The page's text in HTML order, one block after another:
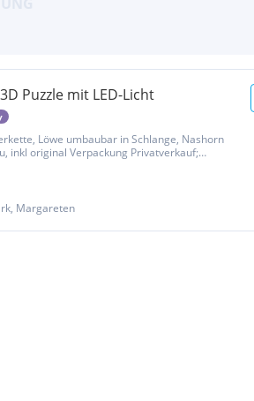
Puzzle mit LED-Licht
Löwe umbaubar in Schlange, Nashorn
inkl original Verpackung Privatverkauf;
Margareten